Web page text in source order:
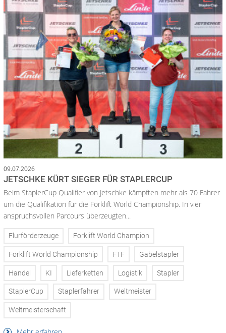
09.07.2026
JETSCHKE KÜRT SIEGER FÜR STAPLERCUP
Beim StaplerCup Qualifier von Jetschke kämpften mehr als 70 Fahrer
um die Qualifikation für die Forklift World Championship. In vier
anspruchsvollen Parcours überzeugten...
Flurförderzeuge Forklift World Champion
Forklift World Championship FTF Gabelstapler
Handel KI Lieferketten Logistik Stapler
StaplerCup Staplerfahrer Weltmeister
Weltmeisterschaft